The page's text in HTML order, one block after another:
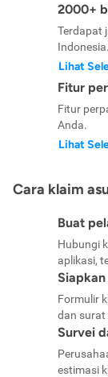
2000+
Terdapat
Indonesia.
Lihat
Fitur
Fitur
Anda.
Lihat
Cara klaim
Buat
Hubungi
aplikasi,
Formulir
dan surat
Survei
estimasi